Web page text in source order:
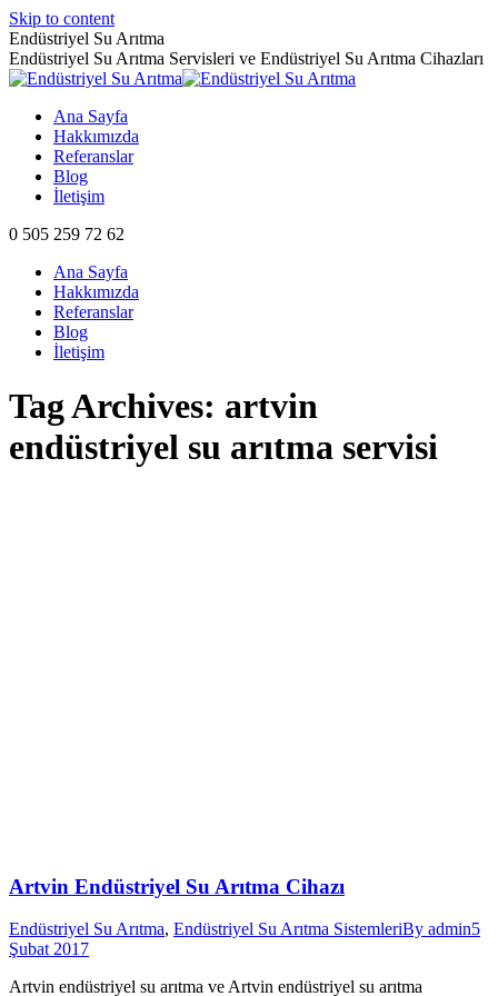
Skip to content
Endüstriyel Su Arıtma
Endüstriyel Su Arıtma Servisleri ve Endüstriyel Su Arıtma Cihazları
Ana Sayfa
Hakkımızda
Referanslar
Blog
İletişim
0 505 259 72 62
Ana Sayfa
Hakkımızda
Referanslar
Blog
İletişim
Tag Archives: artvin
endüstriyel su arıtma servisi
Artvin Endüstriyel Su Arıtma Cihazı
Endüstriyel Su Arıtma, Endüstriyel Su Arıtma SistemleriBy admin5
Şubat 2017
Artvin endüstriyel su arıtma ve Artvin endüstriyel su arıtma